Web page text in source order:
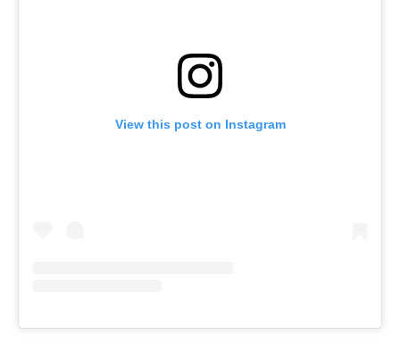
View this post on Instagram